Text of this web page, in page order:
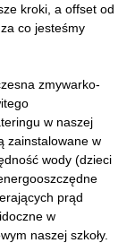
kroki, a offset od
co jesteśmy
zmywarko-
w naszej
zainstalowane w
wody (dzieci
prąd
w
naszej szkoły.